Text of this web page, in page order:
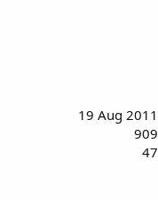
19 Aug 2011
909
47